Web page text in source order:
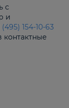
с
и
(495) 154-10-63
контактные